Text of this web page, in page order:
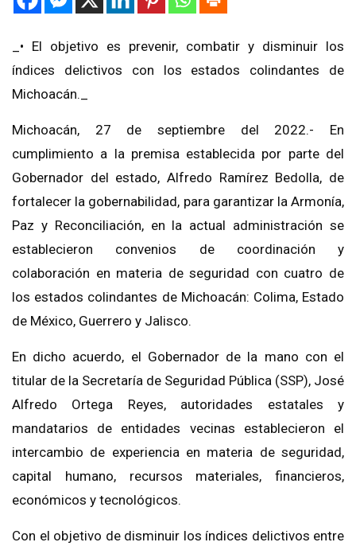
_• El objetivo es prevenir, combatir y disminuir los
índices delictivos con los estados colindantes de
Michoacán._
Michoacán, 27 de septiembre del 2022.- En
cumplimiento a la premisa establecida por parte del
Gobernador del estado, Alfredo Ramírez Bedolla, de
fortalecer la gobernabilidad, para garantizar la Armonía,
Paz y Reconciliación, en la actual administración se
establecieron convenios de coordinación y
colaboración en materia de seguridad con cuatro de
los estados colindantes de Michoacán: Colima, Estado
de México, Guerrero y Jalisco.
En dicho acuerdo, el Gobernador de la mano con el
titular de la Secretaría de Seguridad Pública (SSP), José
Alfredo Ortega Reyes, autoridades estatales y
mandatarios de entidades vecinas establecieron el
intercambio de experiencia en materia de seguridad,
capital humano, recursos materiales, financieros,
económicos y tecnológicos.
Con el objetivo de disminuir los índices delictivos entre